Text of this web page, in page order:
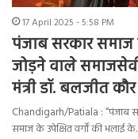
17 April 2025 - 5:58 PM
पंजाब सरकार समाज
जोड़ने वाले
मंत्री डॉ. बलजीत कौर
Chandigarh/Patiala : “पंजाब
समाज के उपेक्षित वर्गों की भलाई